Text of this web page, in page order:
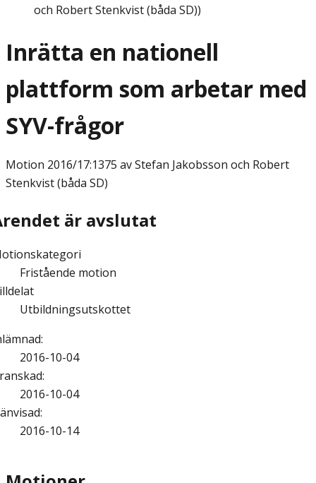
och Robert Stenkvist (båda SD))
Inrätta en nationell
plattform som arbetar med
SYV-frågor
Motion 2016/17:1375 av Stefan Jakobsson och Robert
Stenkvist (båda SD)
är avslutat
Fristående motion
Utbildningsutskottet
:
2016-10-04
:
2016-10-04
:
2016-10-14